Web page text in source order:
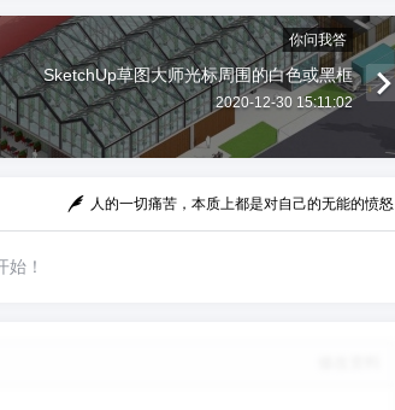
你问我答
SketchUp草图大师光标周围的白色或黑框
2020-12-30 15:11:02
人的一切痛苦，本质上都是对自己的无能的愤怒
始！